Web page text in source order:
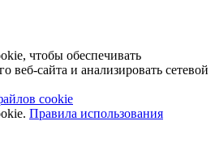
чтобы обеспечивать
веб-сайта и анализировать сетевой
cookie
Правила использования